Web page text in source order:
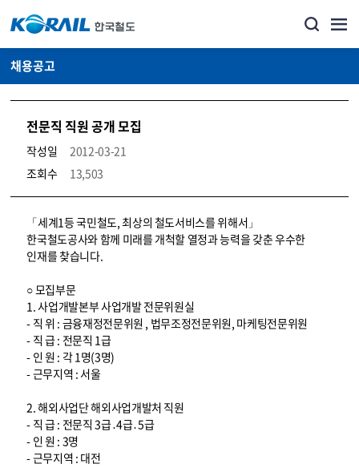
채용공고
전문직 직원 공개 모집
작성일
2012-03-21
조회수
13,503
코레일소개_경영공시_채용공고 상세보기 – 내용, 파일, 담당자 연락처로 구성
「세계1등 국민철도, 최상의 철도서비스를 위해서」
한국철도공사와 함께 미래를 개척할 열정과 능력을 갖춘 우수한
인재를 찾습니다.
○ 모집부문
1. 사업개발본부 사업개발 전문위원실
- 직 위 : 금융재정전문위원 , 법무조정전문위원, 마케팅전문위원
- 직 급 : 전문직 1급
- 인 원 : 각 1명(3명)
- 근무지역 : 서울
2. 해외사업단 해외사업개발처 직원
- 직 급 : 전문직 3급․4급․5급
- 인 원 : 3명
- 근무지역 : 대전